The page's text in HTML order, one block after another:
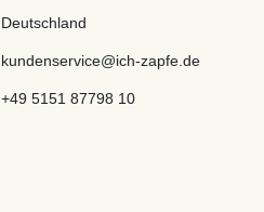
Deutschland
kundenservice@ich-zapfe.de
+49 5151 87798 10